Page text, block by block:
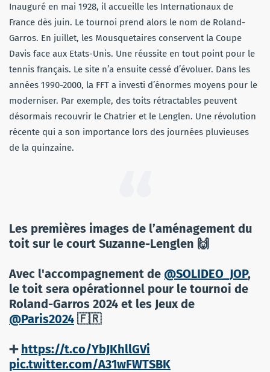
Inauguré en mai 1928, il accueille les Internationaux de
France dès juin. Le tournoi prend alors le nom de Roland-
Garros. En juillet, les Mousquetaires conservent la Coupe
Davis face aux Etats-Unis. Une réussite en tout point pour le
tennis français. Le site n’a ensuite cessé d’évoluer. Dans les
années 1990-2000, la FFT a investi d’énormes moyens pour le
moderniser. Par exemple, des toits rétractables peuvent
désormais recouvrir le Chatrier et le Lenglen. Une révolution
récente qui a son importance lors des journées pluvieuses
de la quinzaine.
Les premières images de l’aménagement du
toit sur le court Suzanne-Lenglen 🙌
Avec l'accompagnement de @SOLIDEO_JOP,
le toit sera opérationnel pour le tournoi de
Roland-Garros 2024 et les Jeux de
@Paris2024 🇫🇷
➕ https://t.co/YbJKhllGVi
pic.twitter.com/A31wFWTSBK